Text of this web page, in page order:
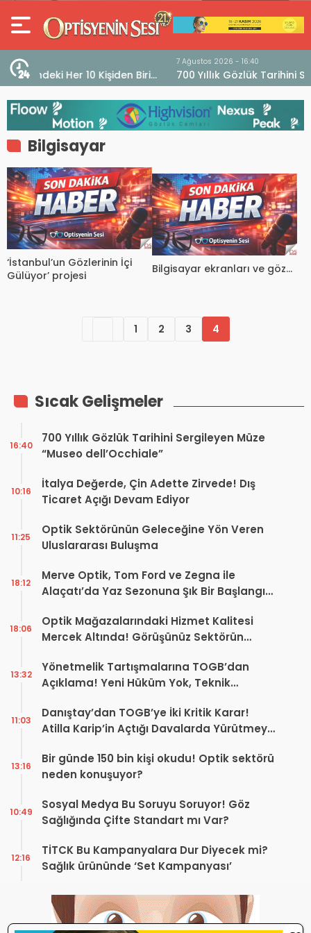
700 Yıllık Gözlük Tarihini Sergileyen Müze “Museo
dell’Occhiale”
Bilgisayar
‘İstanbul’un Gözlerinin İçi
Gülüyor’ projesi
Bilgisayar ekranları ve göz…
1 2 3 4
Sıcak Gelişmeler
700 Yıllık Gözlük Tarihini Sergileyen Müze
“Museo dell’Occhiale”
16:40
İtalya Değerde, Çin Adette Zirvede! Dış
Ticaret Açığı Devam Ediyor
10:16
Optik Sektörünün Geleceğine Yön Veren
Uluslararası Buluşma
11:25
Merve Optik, Tom Ford ve Zegna ile
Alaçatı’da Yaz Sezonuna Şık Bir Başlangıç ​​
18:12
Optik Mağazalarındaki Hizmet Kalitesi
Mercek Altında! Görüşünüz Sektörün
18:06
Yönetmelik Tartışmalarına TOGB’dan
Açıklama! Yeni Hüküm Yok, Teknik
13:32
Danıştay’dan TOGB’ye İki Kritik Karar!
Atilla Karip’in Açtığı Davalarda Yürütmeyi
11:03
Bir günde 150 bin kişi okudu! Optik sektörü
neden konuşuyor?
13:16
Sosyal Medya Bu Soruyu Soruyor! Göz
Sağlığında Çifte Standart mı Var?
10:49
TİTCK Bu Kampanyalara Dur Diyecek mi?
Sağlık ürününde ‘Set Kampanyası’
12:16